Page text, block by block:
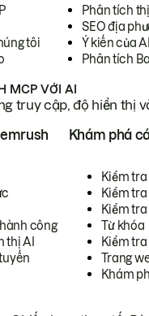
tôi
Phân tích
SEO địa
Ý kiến của
Phân tích
MCP VỚI AI
truy cập, độ hiển thị
công
thị AI
Khám phá
Kiểm
Kiểm tra
Kiểm
Từ khóa
Kiểm
Trang
Khám